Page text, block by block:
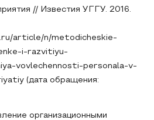
// Известия УГГУ. 2016.
article/n/metodicheskie-
i-razvitiyu-
vovlechennosti-personala-v-
(дата обращения:
организационными